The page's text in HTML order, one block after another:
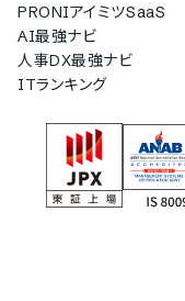
PRONIアイミツSaaS
AI最強ナビ
人事DX最強ナビ
ITランキング